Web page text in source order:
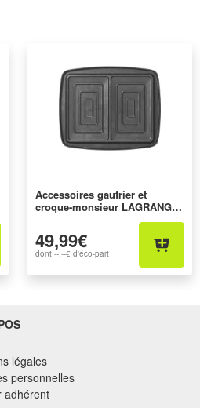
Accessoires gaufrier et
croque-monsieur LAGRANGE
49,99€
dont --,--€ d'éco-part
légales
personnelles
adhérent